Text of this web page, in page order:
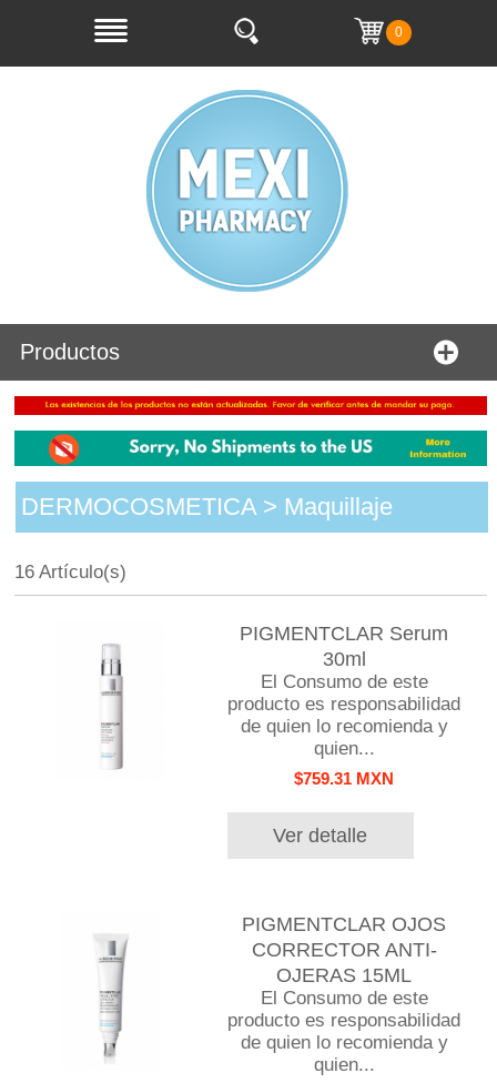
0
Productos
DERMOCOSMETICA > Maquillaje
16 Artículo(s)
PIGMENTCLAR Serum
30ml
El Consumo de este
producto es responsabilidad
de quien lo recomienda y
quien...
$759.31 MXN
Ver detalle
PIGMENTCLAR OJOS
CORRECTOR ANTI-
OJERAS 15ML
El Consumo de este
producto es responsabilidad
de quien lo recomienda y
quien...